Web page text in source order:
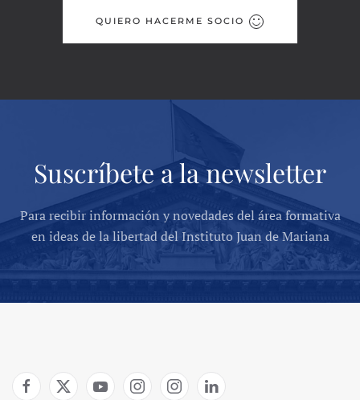
QUIERO HACERME SOCIO
Suscríbete a la newsletter
Para recibir información y novedades del área formativa
en ideas de la libertad del Instituto Juan de Mariana